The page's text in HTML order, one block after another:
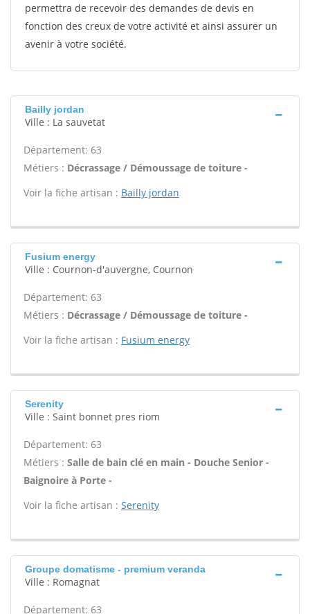
permettra de recevoir des demandes de devis en
fonction des creux de votre activité et ainsi assurer un
avenir à votre société.
Bailly jordan
Ville : La sauvetat
Département: 63
Métiers : Décrassage / Démoussage de toiture -
Voir la fiche artisan : Bailly jordan
Fusium energy
Ville : Cournon-d'auvergne, Cournon
Département: 63
Métiers : Décrassage / Démoussage de toiture -
Voir la fiche artisan : Fusium energy
Serenity
Ville : Saint bonnet pres riom
Département: 63
Métiers : Salle de bain clé en main - Douche Senior -
Baignoire à Porte -
Voir la fiche artisan : Serenity
Groupe domatisme - premium veranda
Ville : Romagnat
Département: 63